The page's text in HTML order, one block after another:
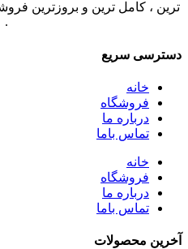
ترین ، کامل ترین و بروزترین
.
دسترسی سریع
خانه
فروشگاه
درباره ما
تماس باما
خانه
فروشگاه
درباره ما
تماس باما
آخرین محصولات